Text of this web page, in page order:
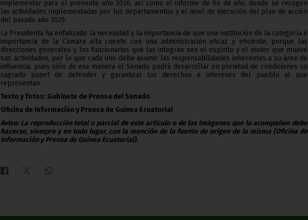
implementar para el presente año 2026, así como el informe de fin de año, donde se recogen
las actividades implementadas por los departamentos y el nivel de ejecución del plan de acción
del pasado año 2025.
La Presidenta ha enfatizado la necesidad y la importancia de que una institución de la categoría e
importancia de la Cámara alta cuente con una administración eficaz y eficiente, porque las
direcciones generales y los funcionarios que las integran son el espíritu y el motor que mueve
sus actividades, por lo que cada uno debe asumir las responsabilidades inherentes a su área de
influencia, pues sólo de esa manera el Senado podrá desarrollar en plenitud de condiciones su
sagrado papel de defender y garantizar los derechos e intereses del pueblo al que
representan.
Texto y fotos: Gabinete de Prensa del Senado
Oficina de Información y Prensa de Guinea Ecuatorial
Aviso: La reproducción total o parcial de este artículo o de las imágenes que lo acompañen debe
hacerse, siempre y en todo lugar, con la mención de la fuente de origen de la misma (Oficina de
Información y Prensa de Guinea Ecuatorial).